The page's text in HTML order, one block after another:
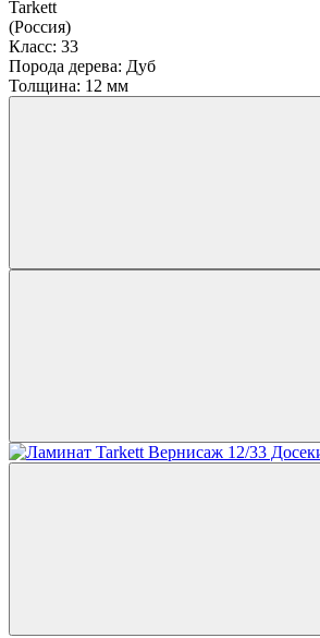
Tarkett
(Россия)
Класс: 33
Порода дерева: Дуб
Толщина: 12 мм